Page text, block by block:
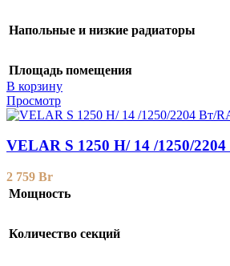
Напольные и низкие радиаторы
Площадь помещения
В корзину
Просмотр
VELAR S 1250 H/ 14 /1250/
2 759 Br
Мощность
Количество секций